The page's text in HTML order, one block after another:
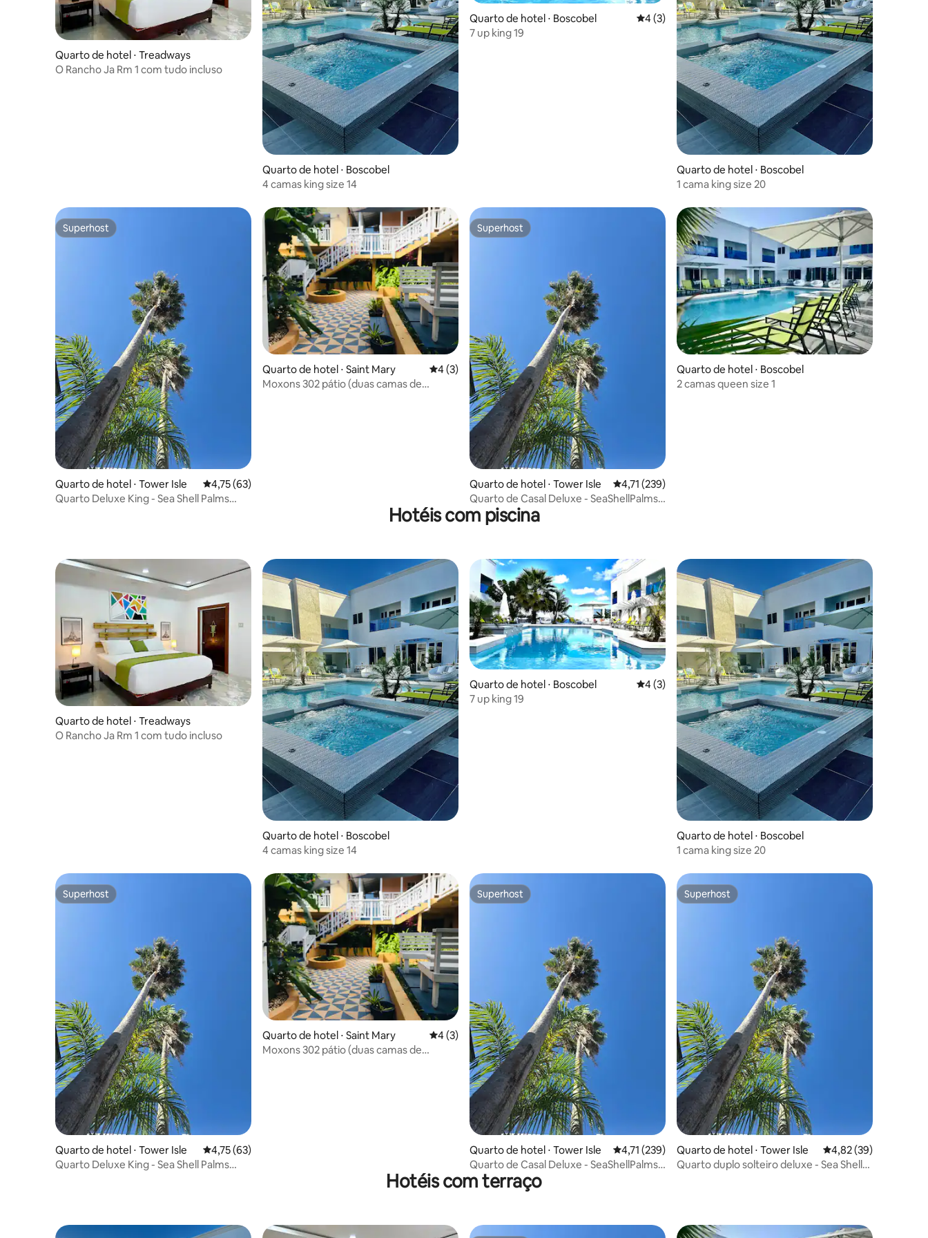
Quarto de hotel ⋅ Treadways
O Rancho Ja Rm 1 com tudo incluso
Quarto de hotel ⋅ Boscobel
4 camas king size 14
Quarto de hotel ⋅ Boscobel 4 de uma avaliação média de 5, 3 avaliações
4 (3)
7 up king 19
Quarto de hotel ⋅ Boscobel
1 cama king size 20
Superhost
Superhost
Quarto de hotel ⋅ Tower Isle 4,75 de uma avaliação média de 5, 63 avaliações
4,75 (63)
Quarto Deluxe King - Sea Shell Palms
Quarto de hotel ⋅ Saint Mary 4 de uma avaliação média de 5, 3 avaliações
4 (3)
Moxons 302 pátio (duas camas de
Superhost
Superhost
Quarto de hotel ⋅ Tower Isle 4,71 de uma avaliação média de 5, 239 avaliações
4,71 (239)
Quarto de Casal Deluxe - SeaShellPalms
(café da manhã GRÁTIS)
Quarto de hotel ⋅ Boscobel
2 camas queen size 1
Hotéis com piscina
Quarto de hotel ⋅ Treadways
O Rancho Ja Rm 1 com tudo incluso
Quarto de hotel ⋅ Boscobel
4 camas king size 14
Quarto de hotel ⋅ Boscobel 4 de uma avaliação média de 5, 3 avaliações
4 (3)
7 up king 19
Quarto de hotel ⋅ Boscobel
1 cama king size 20
Superhost
Superhost
Quarto de hotel ⋅ Tower Isle 4,75 de uma avaliação média de 5, 63 avaliações
4,75 (63)
Quarto Deluxe King - Sea Shell Palms
Quarto de hotel ⋅ Saint Mary 4 de uma avaliação média de 5, 3 avaliações
4 (3)
Moxons 302 pátio (duas camas de
Superhost
Superhost
Quarto de hotel ⋅ Tower Isle 4,71 de uma avaliação média de 5, 239 avaliações
4,71 (239)
Quarto de Casal Deluxe - SeaShellPalms
(café da manhã GRÁTIS)
Superhost
Superhost
Quarto de hotel ⋅ Tower Isle 4,82 de uma
4,82 (39)
Quarto duplo solteiro deluxe - Sea Shell
Hotéis com terraço